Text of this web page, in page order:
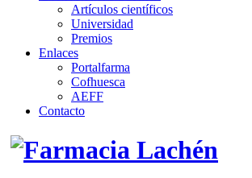
Artículos científicos
Universidad
Premios
Enlaces
Portalfarma
Cofhuesca
AEFF
Contacto